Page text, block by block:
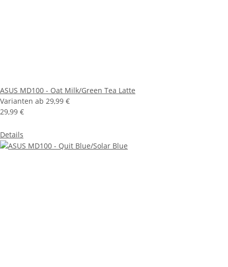
ASUS MD100 - Oat Milk/Green Tea Latte
Varianten ab 29,99 €
29,99 €
Details